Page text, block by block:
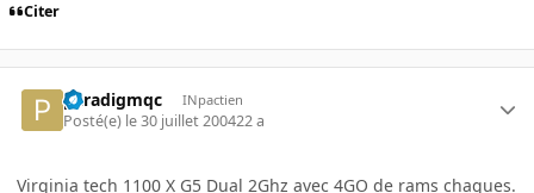
Citer
paradigmqc INpactien
Posté(e) le 30 juillet 200422 a
Virginia tech 1100 X G5 Dual 2Ghz avec 4GO de rams chaques.